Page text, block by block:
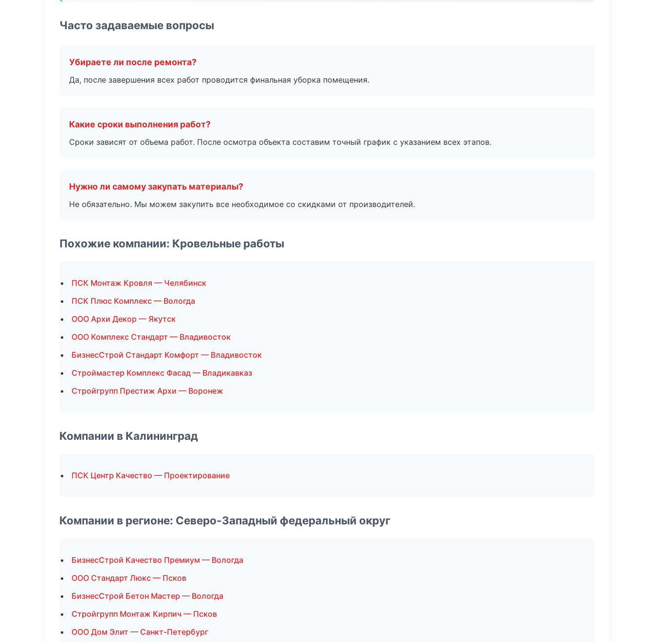
Часто задаваемые вопросы
Убираете ли после ремонта?
Да, после завершения всех работ проводится финальная уборка помещения.
Какие сроки выполнения работ?
Сроки зависят от объема работ. После осмотра объекта составим точный график с указанием всех этапов.
Нужно ли самому закупать материалы?
Не обязательно. Мы можем закупить все необходимое со скидками от производителей.
Похожие компании: Кровельные работы
ПСК Монтаж Кровля — Челябинск
ПСК Плюс Комплекс — Вологда
ООО Архи Декор — Якутск
ООО Комплекс Стандарт — Владивосток
БизнесСтрой Стандарт Комфорт — Владивосток
Строймастер Комплекс Фасад — Владикавказ
Стройгрупп Престиж Архи — Воронеж
Компании в Калининград
ПСК Центр Качество — Проектирование
Компании в регионе: Северо-Западный федеральный округ
БизнесСтрой Качество Премиум — Вологда
ООО Стандарт Люкс — Псков
БизнесСтрой Бетон Мастер — Вологда
Стройгрупп Монтаж Кирпич — Псков
ООО Дом Элит — Санкт-Петербург